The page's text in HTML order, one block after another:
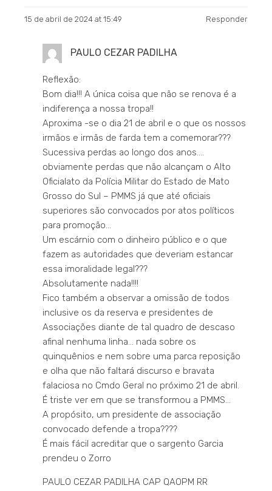
15 de abril de 2024 at 15:49 Responder
PAULO CEZAR PADILHA
Reflexão:
Bom dia!!! A única coisa que não se renova é a
indiferença a nossa tropa!!
Aproxima -se o dia 21 de abril e o que os nossos
irmãos e irmãs de farda tem a comemorar???
Sucessiva perdas ao longo dos anos….
obviamente perdas que não alcançam o Alto
Oficialato da Polícia Militar do Estado de Mato
Grosso do Sul – PMMS já que até oficiais
superiores são convocados por atos políticos
para promoção…
Um escárnio com o dinheiro público e o que
fazem as autoridades que deveriam estancar
essa imoralidade legal???
Absolutamente nada!!!!
Fico também a observar a omissão de todos
inclusive os da reserva e presidentes de
Associações diante de tal quadro de descaso
afinal nenhuma linha… nada sobre os
quinquênios e nem sobre uma parca reposição
e olha que não faltará discurso e bravata
falaciosa no Cmdo Geral no próximo 21 de abril.
É triste ver em que se transformou a PMMS…
A propósito, um presidente de associação
convocado defende a tropa????
É mais fácil acreditar que o sargento Garcia
prendeu o Zorro
PAULO CEZAR PADILHA CAP QAOPM RR